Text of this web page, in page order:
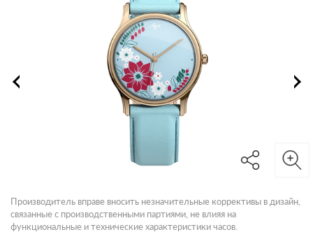
Производитель вправе вносить незначительные коррективы в дизайн,
связанные с производственными партиями, не влияя на
функциональные и технические характеристики часов.